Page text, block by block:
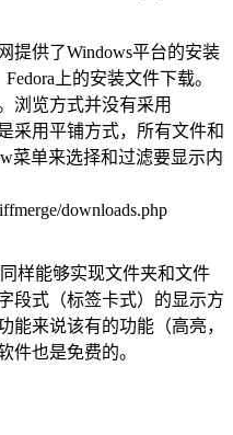
提供了Windows平台的安装
上的安装文件下载。
浏览方式并没有采用
采用平铺方式，所有文件和
菜单来选择和过滤要显示内
downloads.php
样能够实现文件夹和文件
段式（标签卡式）的显示方
能来说该有的功能（高亮，
件也是免费的。